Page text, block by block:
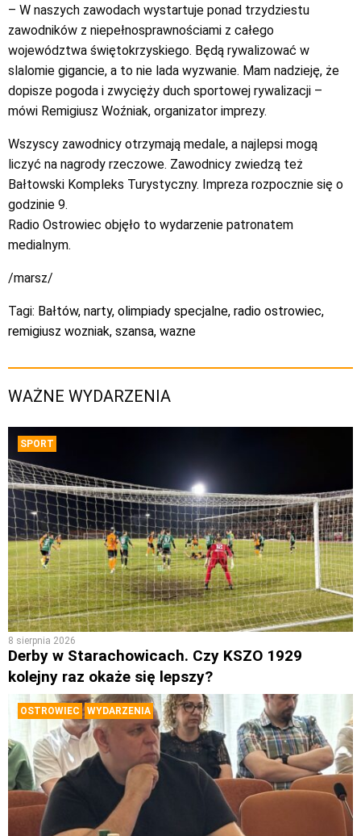
– W naszych zawodach wystartuje ponad trzydziestu
zawodników z niepełnosprawnościami z całego
województwa świętokrzyskiego. Będą rywalizować w
slalomie gigancie, a to nie lada wyzwanie. Mam nadzieję, że
dopisze pogoda i zwycięży duch sportowej rywalizacji –
mówi Remigiusz Woźniak, organizator imprezy.
Wszyscy zawodnicy otrzymają medale, a najlepsi mogą
liczyć na nagrody rzeczowe. Zawodnicy zwiedzą też
Bałtowski Kompleks Turystyczny. Impreza rozpocznie się o
godzinie 9.
Radio Ostrowiec objęło to wydarzenie patronatem
medialnym.
/marsz/
Tagi: Bałtów, narty, olimpiady specjalne, radio ostrowiec,
remigiusz wozniak, szansa, wazne
WAŻNE WYDARZENIA
SPORT
8 sierpnia 2026
Derby w Starachowicach. Czy KSZO 1929
kolejny raz okaże się lepszy?
OSTROWIEC WYDARZENIA